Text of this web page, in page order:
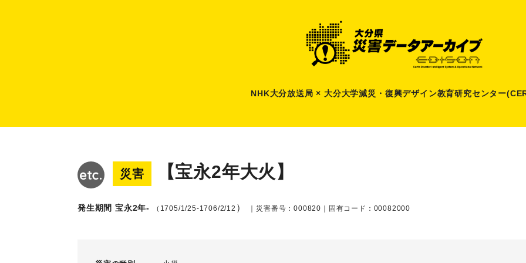
NHK大分放送局 × 大分大学減災 ・ 復興デザイン教育研究センター
災害 【宝永2年大火】
発生期間 宝永2年- （1705/1/25-1706/2/12 ） ｜災害番号：000820｜固有コード：00082000